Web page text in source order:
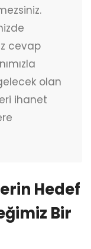
cevap
olan
ihanet
Hedef
Bir